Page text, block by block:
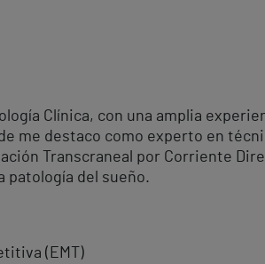
Clínica, con una amplia
me destaco como experto en
Transcraneal por Corriente
patología del sueño.
(EMT)